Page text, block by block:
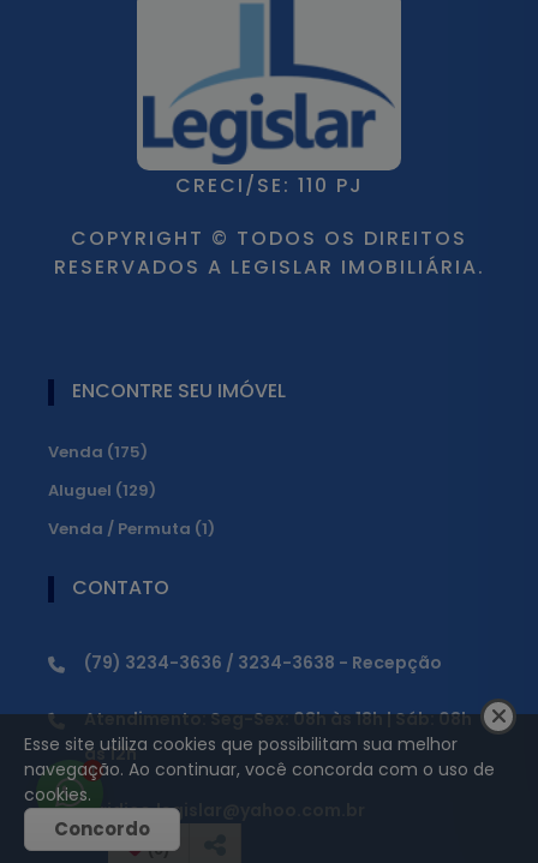
CRECI/SE: 110 PJ
COPYRIGHT © TODOS OS DIREITOS
RESERVADOS A LEGISLAR IMOBILIÁRIA.
ENCONTRE SEU IMÓVEL
Venda (175)
Aluguel (129)
Venda / Permuta (1)
CONTATO
(79) 3234-3636 / 3234-3638 - Recepção
Atendimento: Seg-Sex: 08h às 18h | Sáb: 08h
às 12h
juridico.legislar@yahoo.com.br
1
(0)
Esse site utiliza cookies que possibilitam sua melhor
navegação. Ao continuar, você concorda com o uso de
cookies.
Concordo